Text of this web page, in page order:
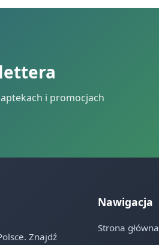
i promocjach
Znajdź
Nawigacja
Strona główna